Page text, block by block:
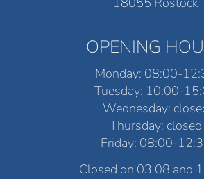
OPENING
Monday: 08:00-
Tuesday: 10:00-
Wednesday:
Thursday: closed
Friday: 08:00-
Closed on 03.08 and